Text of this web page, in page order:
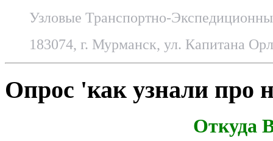
Узловые Транспортно-
183074, г. Мурманск, ул. Капитана
Опрос 'как узнали про
Откуда